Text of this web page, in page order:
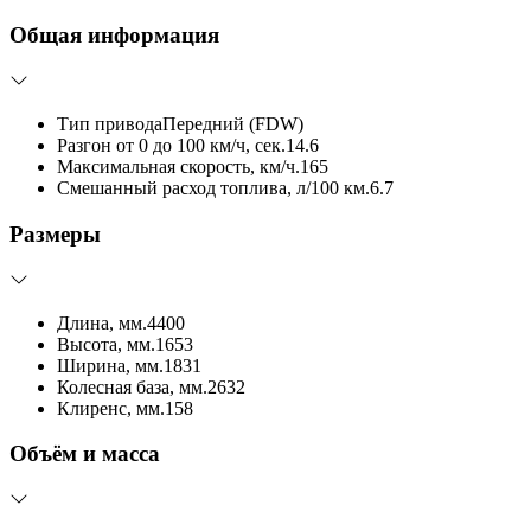
Общая информация
Тип приводаПередний (FDW)
Разгон от 0 до 100 км/ч, сек.14.6
Максимальная скорость, км/ч.165
Смешанный расход топлива, л/100 км.6.7
Размеры
Длина, мм.4400
Высота, мм.1653
Ширина, мм.1831
Колесная база, мм.2632
Клиренс, мм.158
Объём и масса